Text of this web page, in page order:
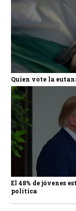
Quien vote la
El 48% de jóvenes
política